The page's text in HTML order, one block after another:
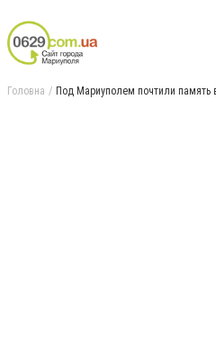
Головна Под Мариуполем почтили